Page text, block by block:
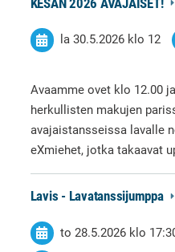
la 30.5.2026 klo 12
Avaamme ovet klo 12.00
herkullisten makujen
avajaistansseissa lavalle
eXmiehet, jotka takaavat
Lavis - Lavatanssijumppa
to 28.5.2026 klo